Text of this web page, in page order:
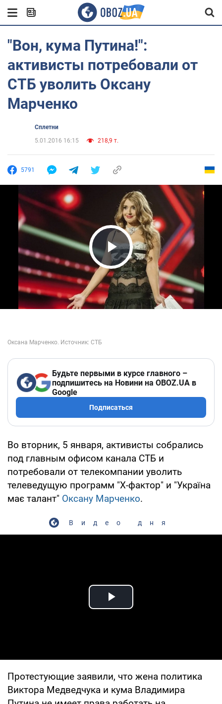
"Вон, кума Путина!":
активисты потребовали от
СТБ уволить Оксану
Марченко
Сплетни
5.01.2016 16:15
218,9 т.
5791
Play Video
Будьте первыми в курсе главного –
подпишитесь на Новини на OBOZ.UA в
Google
Подписаться
Во вторник, 5 января, активисты собрались
под главным офисом канала СТБ и
потребовали от телекомпании уволить
телеведущую программ "Х-фактор" и "Україна
має талант" Оксану Марченко.
Видео дня
Play Video
Протестующие заявили, что жена политика
Виктора Медведчука и кума Владимира